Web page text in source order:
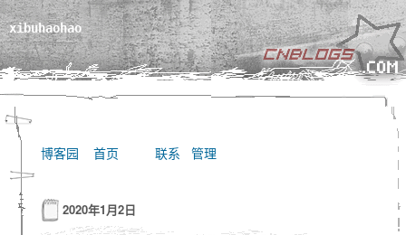
xibuhaohao
博客园 首页 联系 管理
2020年1月2日